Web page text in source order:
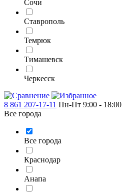
Сочи
Ставрополь
Темрюк
Тимашевск
Черкесск
8 861 207-17-11 Пн-Пт 9:00 - 18:00
Все города
Все города
Краснодар
Анапа